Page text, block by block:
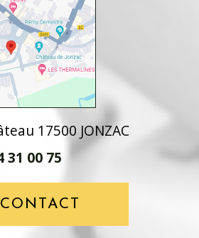
17500 JONZAC
31 00 75
CONTACT